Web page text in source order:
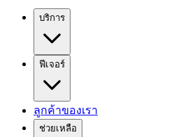
บริการ
ฟีเจอร์
ลูกค้าของเรา
ช่วยเหลือ